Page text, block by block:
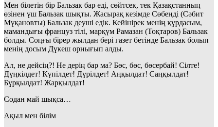
Мен білетін бір Бальзак бар еді, сөйтсек, тек Қазақстанның
өзінен үш Бальзак шықты. Жасырақ кезімде Сөбеңді (Сәбит
Мүқановты) Бальзак деуші едік. Кейінірек менің құрдасым,
мамандығы француз тілі, марқүм Рамазан (Тоқтаров) Бальзак
болды. Соңғы бірер жылдан бері газет бетінде Бальзак болып
менің досым Дүкеш орнығып алды.
Ал, не дейсің?! Не дерің бар ма? Бөс, бөс, бөсербай! Сілте!
Дүңкілдет! Күпілдет! Дүрілдет! Аңқылдат! Саңқылдат!
Бүрқылдат! Жарқылдат!
Содан май шықса…
Ақыл мен білім